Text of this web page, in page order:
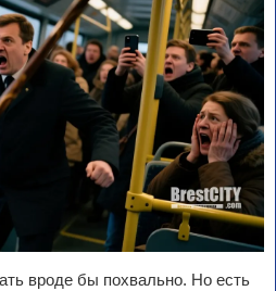
вроде бы похвально. Но есть